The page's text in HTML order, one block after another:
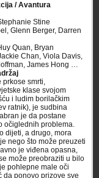
/ Avantura
Stine
Glenn Berger, Darren
Quan, Bryan
Chan, Viola Davis,
James Hong …
prkose smrti,
klase svojom
i ludim borilačkim
ratnik), je sudbina
je da postane
očiglednih problema.
dijeti, a drugo, mora
nego što može preuzeti
je viđena opasna,
može preobraziti u bilo
pohlepne male oči
da ponovo prizove sve